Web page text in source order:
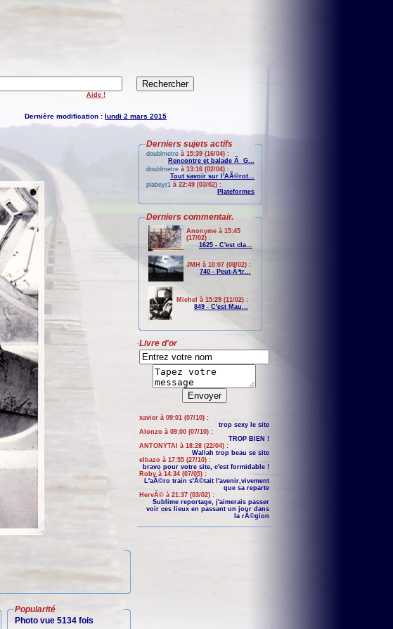
Aide !
Dernière modification : lundi 2 mars 2015
Popularité
Photo vue 5134 fois
Derniers sujets actifs
doublmetre à 15:39 (16/04) :
Rencontre et balade Ã G...
doublmetre à 13:16 (02/04) :
Tout savoir sur l'AÃ©rot...
plabeyr1 à 22:49 (03/02) :
Plateformes
Derniers commentair.
Anonyme à 15:45
(17/02) :
1625 - C'est cla...
JMH à 10:07 (08/02) :
740 - Peut-Ãªtr...
Michel à 15:29 (11/02) :
849 - C'est Mau...
Livre d'or
xavier à 09:01 (07/10) :
trop sexy le site
Alonzo à 09:00 (07/10) :
TROP BIEN !
ANTONYTAI à 18:28 (22/04) :
Wallah trop beau se site
elbazo à 17:55 (27/10) :
bravo pour votre site, c'est formidable !
Roby à 14:34 (07/05) :
L'aÃ©ro train s'Ã©tait l'avenir,vivement
que sa reparte
HervÃ© à 21:37 (03/02) :
Sublime reportage, j'aimerais passer
voir ces lieux en passant un jour dans
la rÃ©gion